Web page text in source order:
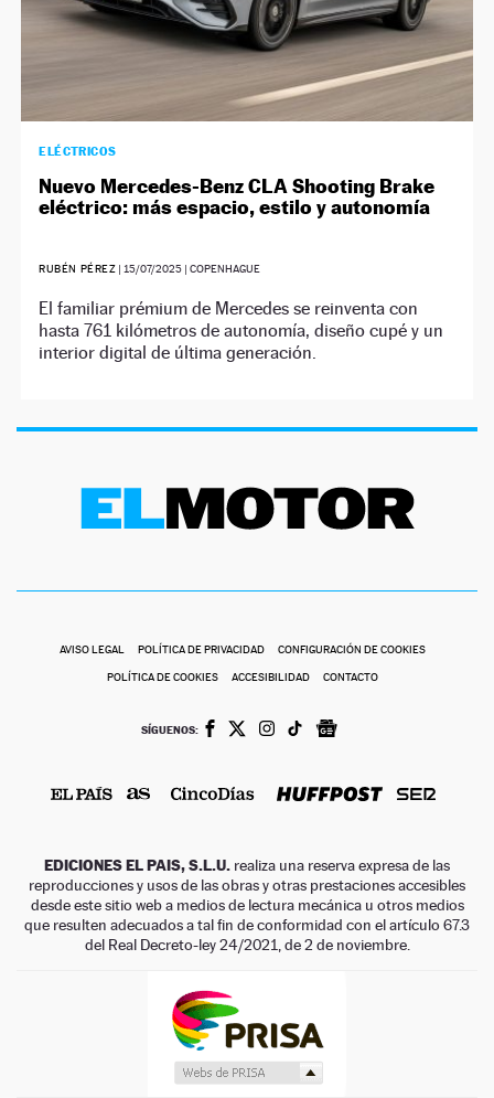
ELÉCTRICOS
Nuevo Mercedes-Benz CLA Shooting Brake
eléctrico: más espacio, estilo y autonomía
RUBÉN PÉREZ | 15/07/2025 | COPENHAGUE
El familiar prémium de Mercedes se reinventa con
hasta 761 kilómetros de autonomía, diseño cupé y un
interior digital de última generación.
AVISO LEGAL POLÍTICA DE PRIVACIDAD CONFIGURACIÓN DE COOKIES
POLÍTICA DE COOKIES ACCESIBILIDAD CONTACTO
SÍGUENOS:
EDICIONES EL PAIS, S.L.U. realiza una reserva expresa de las
reproducciones y usos de las obras y otras prestaciones accesibles
desde este sitio web a medios de lectura mecánica u otros medios
que resulten adecuados a tal fin de conformidad con el artículo 67.3
del Real Decreto-ley 24/2021, de 2 de noviembre.